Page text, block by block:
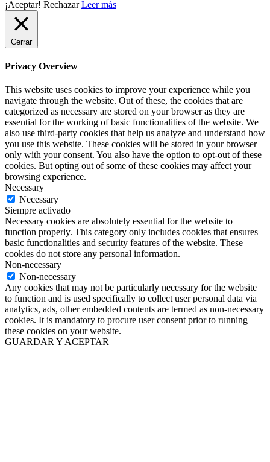
¡Aceptar! Rechazar Leer más
Cerrar
Privacy Overview
This website uses cookies to improve your experience while you
navigate through the website. Out of these, the cookies that are
categorized as necessary are stored on your browser as they are
essential for the working of basic functionalities of the website. We
also use third-party cookies that help us analyze and understand how
you use this website. These cookies will be stored in your browser
only with your consent. You also have the option to opt-out of these
cookies. But opting out of some of these cookies may affect your
browsing experience.
Necessary
Necessary
Siempre activado
Necessary cookies are absolutely essential for the website to
function properly. This category only includes cookies that ensures
basic functionalities and security features of the website. These
cookies do not store any personal information.
Non-necessary
Non-necessary
Any cookies that may not be particularly necessary for the website
to function and is used specifically to collect user personal data via
analytics, ads, other embedded contents are termed as non-necessary
cookies. It is mandatory to procure user consent prior to running
these cookies on your website.
GUARDAR Y ACEPTAR